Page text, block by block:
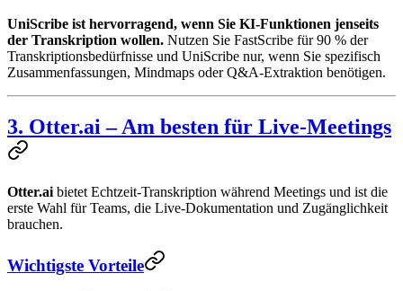
UniScribe ist hervorragend, wenn Sie KI-Funktionen jenseits
der Transkription wollen. Nutzen Sie FastScribe für 90 % der
Transkriptionsbedürfnisse und UniScribe nur, wenn Sie spezifisch
Zusammenfassungen, Mindmaps oder Q&A-Extraktion benötigen.
3. Otter.ai – Am besten für Live-Meetings
Otter.ai bietet Echtzeit-Transkription während Meetings und ist die
erste Wahl für Teams, die Live-Dokumentation und Zugänglichkeit
brauchen.
Wichtigste Vorteile